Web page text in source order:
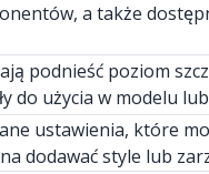
a także
podnieść poziom
do użycia w modelu
ustawienia, które
dodawać style lub